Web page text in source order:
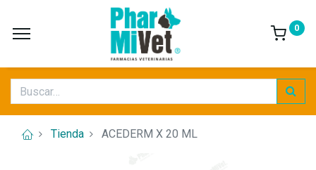
0
Tienda ACEDERM X 20 ML